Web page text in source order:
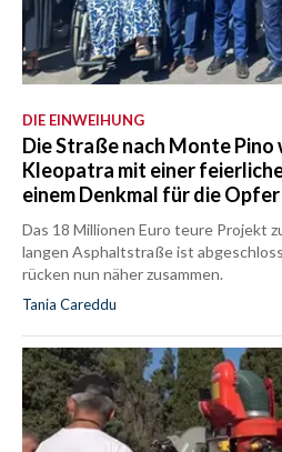
DIE EINWEIHUNG
Die Straße nach Monte Pino
Kleopatra mit einer
einem Denkmal für die
Das 18 Millionen Euro teure Projekt
langen Asphaltstraße ist
rücken nun näher zusammen.
Tania Careddu